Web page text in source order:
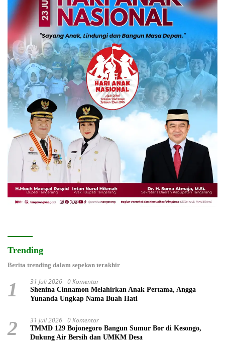
Trending
Berita trending dalam sepekan terakhir
1 31 Juli 2026 0 Komentar
Shenina Cinnamon Melahirkan Anak Pertama, Angga
Yunanda Ungkap Nama Buah Hati
2 31 Juli 2026 0 Komentar
TMMD 129 Bojonegoro Bangun Sumur Bor di Kesongo,
Dukung Air Bersih dan UMKM Desa